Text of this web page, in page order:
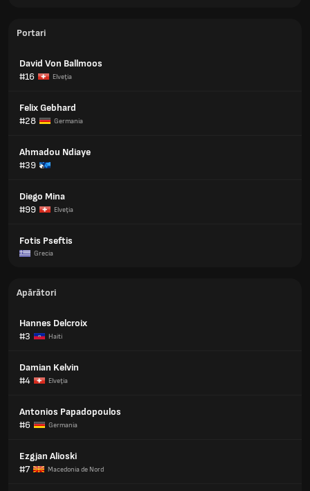
Portari
David Von Ballmoos
#16
Elveţia
Felix Gebhard
#28
Germania
Ahmadou Ndiaye
#39
Diego Mina
#99
Elveţia
Fotis Pseftis
Grecia
Apărători
Hannes Delcroix
#3
Haiti
Damian Kelvin
#4
Elveţia
Antonios Papadopoulos
#6
Germania
Ezgjan Alioski
#7
Macedonia de Nord